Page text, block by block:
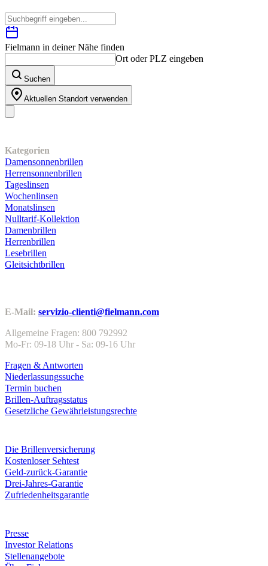
Fielmann in deiner Nähe finden
Ort oder PLZ eingeben
Suchen
Aktuellen Standort verwenden
Kategorien
Damensonnenbrillen
Herrensonnenbrillen
Tageslinsen
Wochenlinsen
Monatslinsen
Nulltarif-Kollektion
Damenbrillen
Herrenbrillen
Lesebrillen
Gleitsichtbrillen
E-Mail: servizio-clienti@fielmann.com
Allgemeine Fragen: 800 792992
Mo-Fr: 09-18 Uhr - Sa: 09-16 Uhr
Fragen & Antworten
Niederlassungssuche
Termin buchen
Brillen-Auftragsstatus
Gesetzliche Gewährleistungsrechte
Die Brillenversicherung
Kostenloser Sehtest
Geld-zurück-Garantie
Drei-Jahres-Garantie
Zufriedenheitsgarantie
Presse
Investor Relations
Stellenangebote